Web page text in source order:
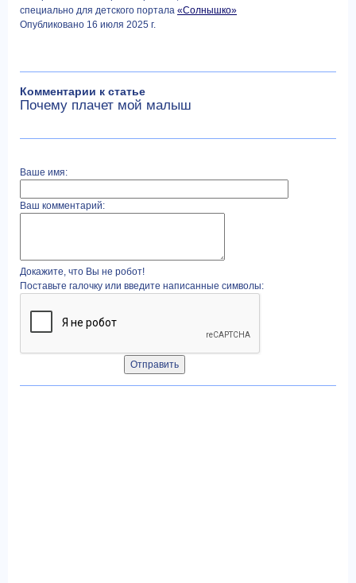
специально для детского портала «Солнышко»
Опубликовано 16 июля 2025 г.
Комментарии к статье
Почему плачет мой малыш
Ваше имя:
Ваш комментарий:
Докажите, что Вы не робот!
Поставьте галочку или введите написанные символы: